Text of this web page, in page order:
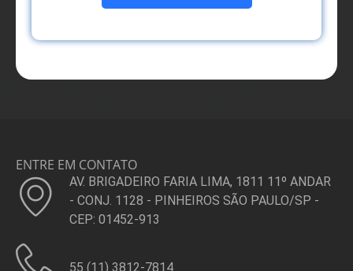
ENTRE EM CONTATO
AV. BRIGADEIRO FARIA LIMA, 1811 11º ANDAR
- CONJ. 1128 - PINHEIROS SÃO PAULO/SP -
CEP: 01452-913
55 (11) 3812-7814